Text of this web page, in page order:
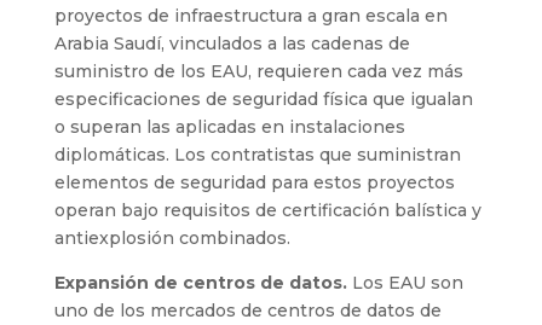
proyectos de infraestructura a gran escala en
Arabia Saudí, vinculados a las cadenas de
suministro de los EAU, requieren cada vez más
especificaciones de seguridad física que igualan
o superan las aplicadas en instalaciones
diplomáticas. Los contratistas que suministran
elementos de seguridad para estos proyectos
operan bajo requisitos de certificación balística y
antiexplosión combinados.
Expansión de centros de datos.Los EAU son
uno de los mercados de centros de datos de